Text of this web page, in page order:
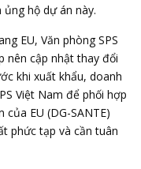
hộ dự án này.
EU, Văn phòng SPS
nên cập nhật thay đổi
khi xuất khẩu, doanh
Việt Nam để phối hợp
EU (DG-SANTE)
phức tạp và cần tuân